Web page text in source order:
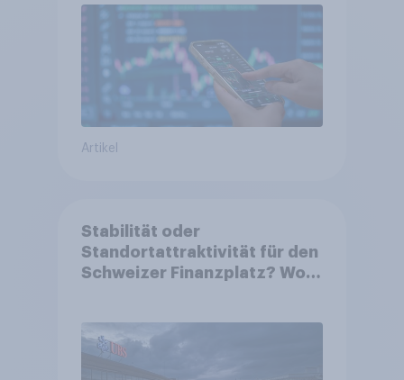
Artikel
Stabilität oder
Standortattraktivität für den
Schweizer Finanzplatz? Wo
von Grossbanken steht